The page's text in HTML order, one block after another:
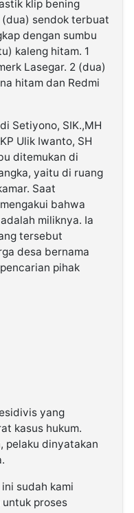
klip bening
(dua) sendok terbuat
dengan sumbu
kaleng hitam. 1
Lasegar. 2 (dua)
hitam dan Redmi
Setiyono, SIK.,MH
Ulik Iwanto, SH
ditemukan di
yaitu di ruang
Saat
bahwa
miliknya. Ia
tersebut
desa bernama
pihak
yang
kasus hukum.
pelaku dinyatakan
sudah kami
untuk proses